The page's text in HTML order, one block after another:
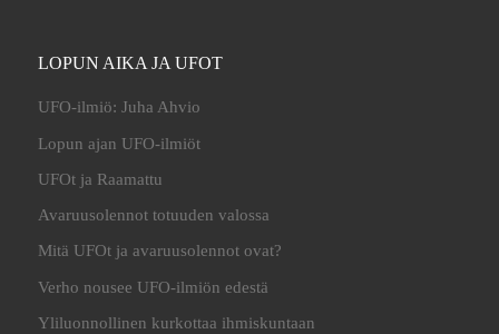
LOPUN AIKA JA UFOT
UFO-ilmiö: Juha Ahvio
Lopun ajan UFO-ilmiöt
UFOt ja Raamattu
Avaruusolennot totuuden valossa
Mitä UFOt ja avaruusolennot ovat?
Verho nousee UFO-ilmiön edestä
Yliluonnollinen kurkottaa ihmiskuntaan